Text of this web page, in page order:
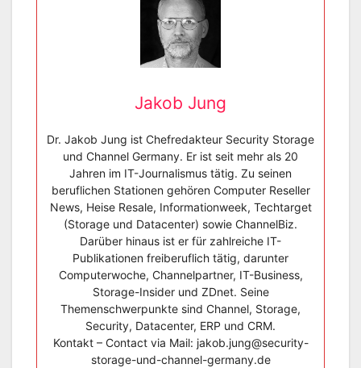
Jakob Jung
Dr. Jakob Jung ist Chefredakteur Security Storage
und Channel Germany. Er ist seit mehr als 20
Jahren im IT-Journalismus tätig. Zu seinen
beruflichen Stationen gehören Computer Reseller
News, Heise Resale, Informationweek, Techtarget
(Storage und Datacenter) sowie ChannelBiz.
Darüber hinaus ist er für zahlreiche IT-
Publikationen freiberuflich tätig, darunter
Computerwoche, Channelpartner, IT-Business,
Storage-Insider und ZDnet. Seine
Themenschwerpunkte sind Channel, Storage,
Security, Datacenter, ERP und CRM.
Kontakt – Contact via Mail: jakob.jung@security-
storage-und-channel-germany.de